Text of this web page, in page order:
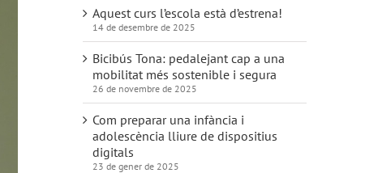
Aquest curs l’escola està d’estrena!
14 de desembre de 2025
Bicibús Tona: pedalejant cap a una
mobilitat més sostenible i segura
26 de novembre de 2025
Com preparar una infància i
adolescència lliure de dispositius
digitals
23 de gener de 2025